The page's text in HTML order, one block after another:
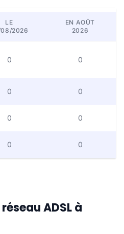
LE
2026
EN AOÛT
2026
0 0
0 0
0 0
0 0
ADSL à